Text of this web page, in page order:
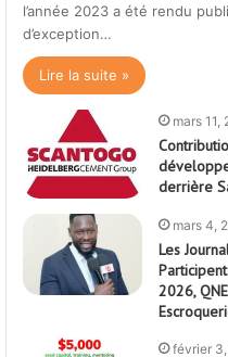
l’année 2023 a été rendu
d’exception…
Lire la suite »
mars 11,
derrière
mars 4,
Les
2026,
février